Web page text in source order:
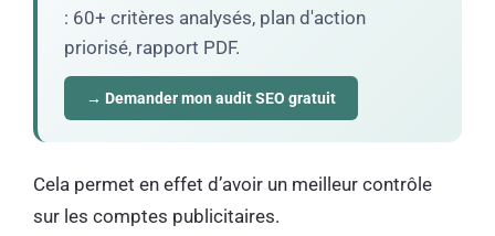
: 60+ critères analysés, plan d'action
priorisé, rapport PDF.
→ Demander mon audit SEO gratuit
Cela permet en effet d’avoir un meilleur contrôle
sur les comptes publicitaires.